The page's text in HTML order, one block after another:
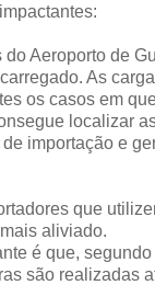
Aeroporto de
As
os casos em
localizar
importação e
que
aliviado.
é que,
são realizadas